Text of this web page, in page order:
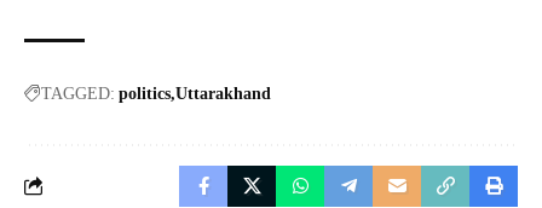
TAGGED: politics Uttarakhand